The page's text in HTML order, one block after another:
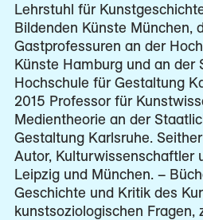
Lehrstuhl für
Bildenden Künste München,
Gastprofessuren an der
Künste Hamburg und an der
Hochschule für Gestaltung
2015 Professor für
Medientheorie an der
Gestaltung Karlsruhe.
Autor, Kulturwissenschaftler
Leipzig und München. –
Geschichte und Kritik des
kunstsoziologischen Fragen,